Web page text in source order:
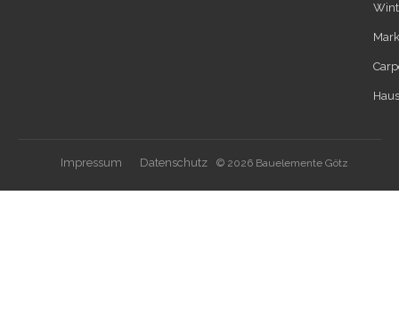
Impressum Datenschutz © 2026 Bauelemente Götz